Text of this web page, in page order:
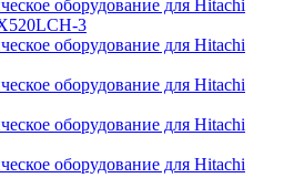
оборудование для Hitachi
3
оборудование для Hitachi
оборудование для Hitachi
оборудование для Hitachi
оборудование для Hitachi